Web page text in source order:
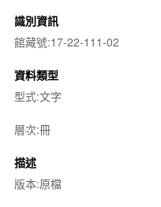
識別資訊
館藏號:17-22-111-02
資料類型
型式:文字
層次:冊
描述
版本:原檔